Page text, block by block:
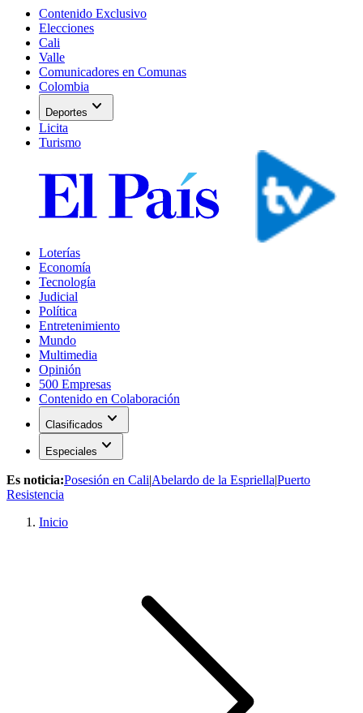
Contenido Exclusivo
Elecciones
Cali
Valle
Comunicadores en Comunas
Colombia
Deportes expand_more
Licita
Turismo
Loterías
Economía
Tecnología
Judicial
Política
Entretenimiento
Mundo
Multimedia
Opinión
500 Empresas
Contenido en Colaboración
Clasificados expand_more
Especiales expand_more
Es noticia:Posesión en Cali|Abelardo de la Espriella|Puerto
Resistencia
Inicio